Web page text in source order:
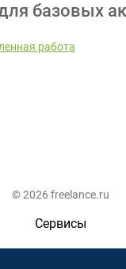
базовых
работа
© 2026 freelance.ru
Сервисы
Помощь